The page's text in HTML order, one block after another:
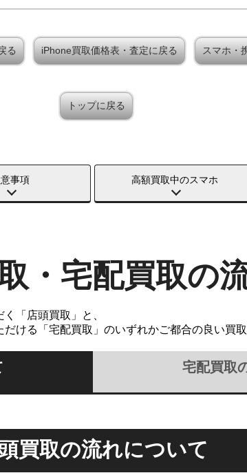
る iPhone買取価格表・査定に戻る スマホ・
トップに戻る
事項 高額買取中のスマホ
・宅配買取の
「店頭買取」と、
ける「宅配買取」のいずれかご都合の良い買
宅配買取
買取の流れについて